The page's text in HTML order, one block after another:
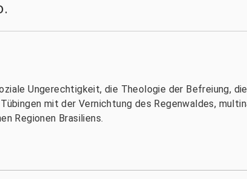
Ungerechtigkeit, die Theologie der Befreiung,
mit der Vernichtung des Regenwaldes,
Regionen Brasiliens.